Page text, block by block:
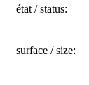
état / status:
surface / size: